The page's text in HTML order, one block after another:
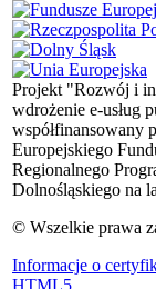
Projekt "Rozwój i
wdrożenie e-usług
współfinansowany
Europejskiego
Regionalnego
Dolnośląskiego na
© Wszelkie prawa
Informacje o
HTML5